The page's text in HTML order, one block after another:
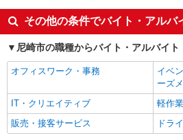
入社日応相談
即日
職場見学OKまたは説明会あり
未経
経験者・有資格者歓迎
新卒
主婦・主夫歓迎
フリ
学歴不問
ブラ
ミドル（40代～）活躍中
エル
高収入・高額
昇給
その他の条件でバイト・アルバ
尼崎市の職種からバイト・アルバイ
オフィスワーク・事務
イベ
ーズ
IT・クリエイティブ
軽作
販売・接客サービス
ドラ